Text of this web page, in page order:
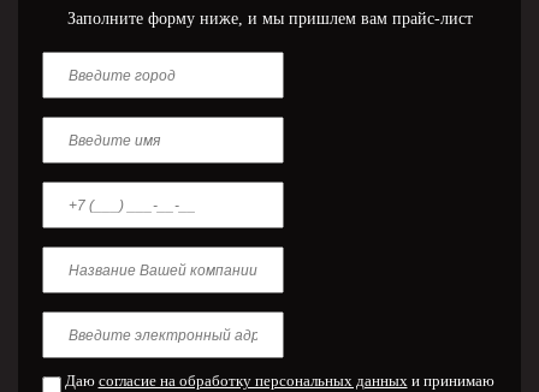
Заполните форму ниже, и мы пришлем вам прайс-лист
Даю согласие на обработку персональных данныхи принимаю